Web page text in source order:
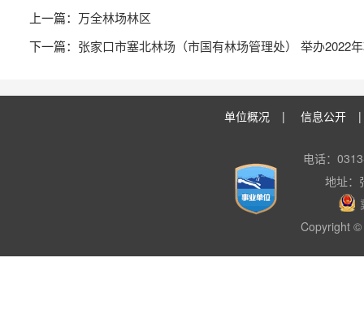
万全林场林区
张家口市塞北林场（市国有林场管理处） 举办2022
单位概况 | 信息公开 |
电话：
地址：
Copyright ©